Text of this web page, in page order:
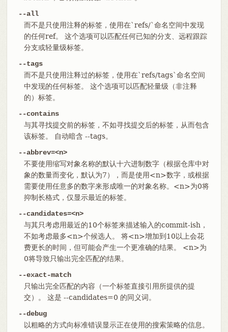
--all
而不是只使用注释的标签，使用在`refs/`命名空间中发现
的任何ref。 这个选项可以匹配任何已知的分支、远程跟踪
分支或轻量级标签。
--tags
而不是只使用注释过的标签，使用在`refs/tags`命名空间
中发现的任何标签。 这个选项可以匹配轻量级（非注释
的）标签。
--contains
与其寻找提交前的标签，不如寻找提交后的标签，从而包含
该标签。 自动暗含 --tags。
--abbrev=<n>
不要使用缩写对象名称的默认十六进制数字（根据仓库中对
象的数量而变化，默认为7），而是使用<n>数字，或根据
需要使用任意多的数字来形成唯一的对象名称。<n>为0将
抑制长格式，仅显示最近的标签。
--candidates=<n>
与其只考虑用最近的10个标签来描述输入的commit-ish，
不如考虑最多<n>个候选人。 将<n>增加到10以上会花
费更长的时间，但可能会产生一个更准确的结果。 <n>为
0将导致只输出完全匹配的结果。
--exact-match
只输出完全匹配的内容（一个标签直接引用所提供的提
交）。 这是 --candidates=0 的同义词。
--debug
以粗略的方式向标准错误显示正在使用的搜索策略的信息。